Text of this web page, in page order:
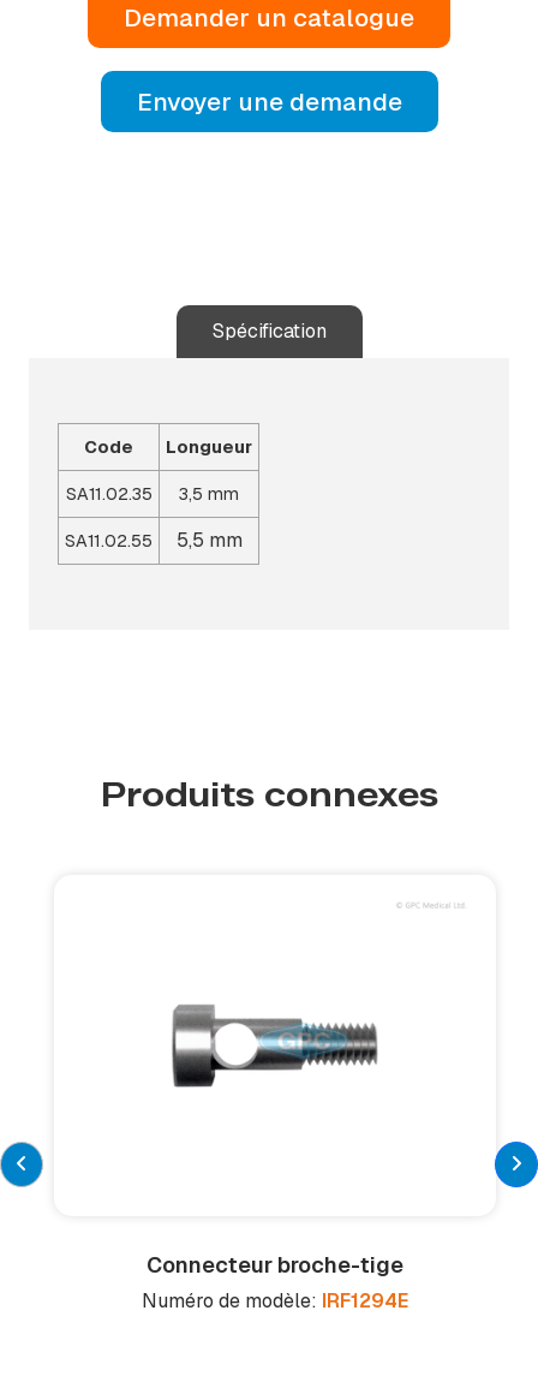
Demander un catalogue
Envoyer une demande
Spécification
Code Longueur
SA11.02.35 3,5 mm
SA11.02.55 5,5 mm
Produits connexes
Connecteur broche-tige
Numéro de modèle: IRF1294E